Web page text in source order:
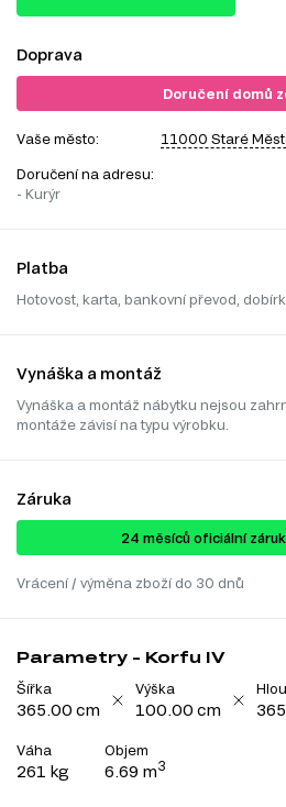
Doprava
Doručení domů
Vaše město: 11000 Staré
Doručení na adresu:
- Kurýr
Platba
Hotovost, karta, bankovní převod,
Vynáška a montáž
Vynáška a montáž nábytku nejsou
montáže závisí na typu výrobku.
Záruka
24 ​​​​měsíců oficiální
Vrácení / výměna zboží do 30 dnů
Parametry - Korfu IV
Šířka
365.00 cm
Výška
100.00 cm
Váha
261 kg
Objem
6.69 m3